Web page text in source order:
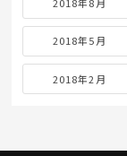
2018年5月
2018年2月